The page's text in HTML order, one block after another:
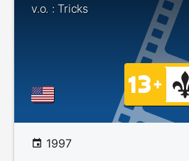
v.o. : Tricks
1997